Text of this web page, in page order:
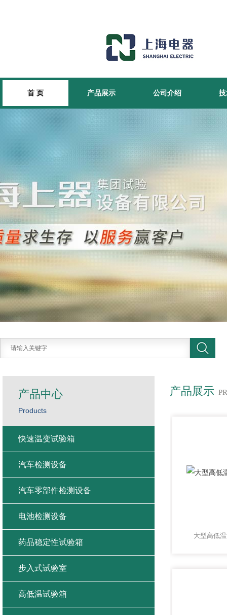
首 页 产品展示 公司介绍
产品展示
大型高低
产品中心
Products
快速温变试验箱
汽车检测设备
汽车零部件检测设备
电池检测设备
药品稳定性试验箱
步入式试验室
高低温试验箱